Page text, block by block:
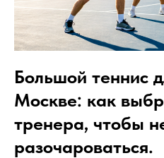
Большой теннис
Москве: как
тренера, чтобы
разочароваться.